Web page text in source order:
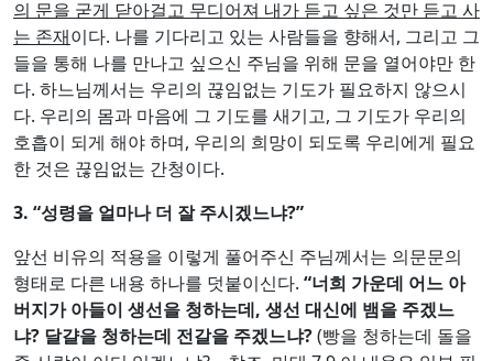
는 존재 이다. 나를 기다리고 있는 사람들을 향해서, 그리고 그
들을 통해 나를 만나고 싶으신 주님을 위해 문을 열어야만 한
다. 하느님께서는 우리의 끊임없는 기도가 필요하지 않으시
다. 우리의 몸과 마음에 그 기도를 새기고, 그 기도가 우리의
호흡이 되게 해야 하며, 우리의 희망이 되도록 우리에게 필요
한 것은 끊임없는 간청이다.
성령을 얼마나 더 잘 주시겠느냐
앞선 비유의 적용을 이렇게 풀어주신 주님께서는 의문문의
형태로 다른 내용 하나를 덧붙이신다.“너희 가운데 어느 아
버지가 아들이 생선을 청하는데,생선 대신에 뱀을 주겠느
냐?달걀을 청하는데 전갈을 주겠느냐 ?(빵을 청하는데 돌을
줄 사람이 어디 있겠느냐? – 참조. 마태 7,9 이 내용은 일부 필